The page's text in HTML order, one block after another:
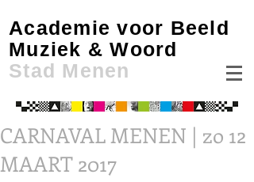
Academie voor Beeld
Muziek & Woord
Stad Menen
CARNAVAL MENEN | zo 12
MAART 2017